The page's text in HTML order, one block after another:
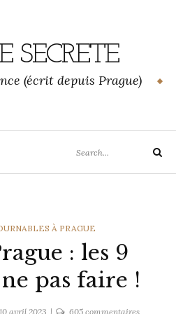
SECRETE
(écrit depuis Prague)
for:
Search
À PRAGUE
: les 9
pas faire !
10 avril 2023 605 commentairessur